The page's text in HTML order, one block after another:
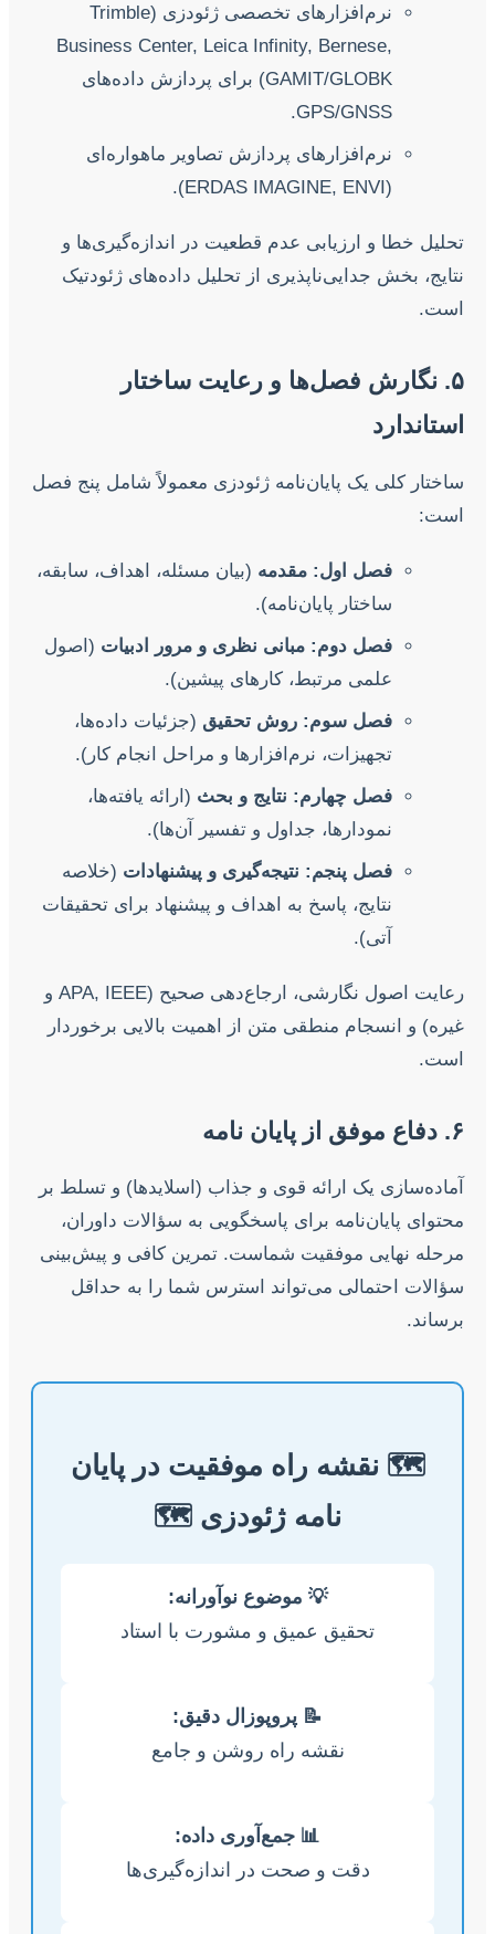
نرم‌افزارهای تخصصی ژئودزی (Trimble
Business Center, Leica Infinity, Bernese,
GAMIT/GLOBK) برای پردازش داده‌های
GPS/GNSS.
نرم‌افزارهای پردازش تصاویر ماهواره‌ای
(ERDAS IMAGINE, ENVI).
تحلیل خطا و ارزیابی عدم قطعیت در اندازه‌گیری‌ها و
نتایج، بخش جدایی‌ناپذیری از تحلیل داده‌های ژئودتیک
است.
۵. نگارش فصل‌ها و رعایت ساختار
استاندارد
ساختار کلی یک پایان‌نامه ژئودزی معمولاً شامل پنج فصل
است:
فصل اول: مقدمه (بیان مسئله، اهداف، سابقه،
ساختار پایان‌نامه).
فصل دوم: مبانی نظری و مرور ادبیات (اصول
علمی مرتبط، کارهای پیشین).
فصل سوم: روش تحقیق (جزئیات داده‌ها،
تجهیزات، نرم‌افزارها و مراحل انجام کار).
فصل چهارم: نتایج و بحث (ارائه یافته‌ها،
نمودارها، جداول و تفسیر آن‌ها).
فصل پنجم: نتیجه‌گیری و پیشنهادات (خلاصه
نتایج، پاسخ به اهداف و پیشنهاد برای تحقیقات
آتی).
رعایت اصول نگارشی، ارجاع‌دهی صحیح (APA, IEEE و
غیره) و انسجام منطقی متن از اهمیت بالایی برخوردار
است.
۶. دفاع موفق از پایان نامه
آماده‌سازی یک ارائه قوی و جذاب (اسلایدها) و تسلط بر
محتوای پایان‌نامه برای پاسخگویی به سؤالات داوران،
مرحله نهایی موفقیت شماست. تمرین کافی و پیش‌بینی
سؤالات احتمالی می‌تواند استرس شما را به حداقل
برساند.
🗺️ نقشه راه موفقیت در پایان
نامه ژئودزی 🗺️
💡 موضوع نوآورانه:
تحقیق عمیق و مشورت با استاد
📝 پروپوزال دقیق:
نقشه راه روشن و جامع
📊 جمع‌آوری داده:
دقت و صحت در اندازه‌گیری‌ها